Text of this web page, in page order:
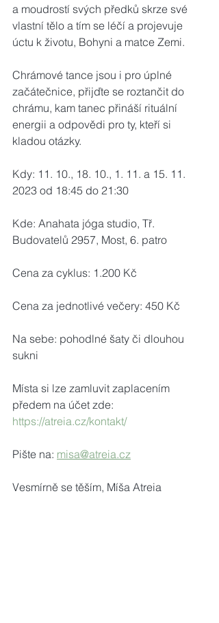
a moudrostí svých předků skrze své
vlastní tělo a tím se léčí a projevuje
úctu k životu, Bohyni a matce Zemi.
Chrámové tance jsou i pro úplné
začátečnice, přijďte se roztančit do
chrámu, kam tanec přináší rituální
energii a odpovědi pro ty, kteří si
kladou otázky.
Kdy: 11. 10., 18. 10., 1. 11. a 15. 11.
2023 od 18:45 do 21:30
Kde: Anahata jóga studio, Tř.
Budovatelů 2957, Most, 6. patro
Cena za cyklus: 1.200 Kč
Cena za jednotlivé večery: 450 Kč
Na sebe: pohodlné šaty či dlouhou
sukni
Místa si lze zamluvit zaplacením
předem na účet zde:
https://atreia.cz/kontakt/
Pište na: misa@atreia.cz
Vesmírně se těším, Míša Atreia